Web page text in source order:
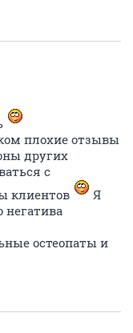
плохие отзывы
других
с
клиентов
Я
негатива
остеопаты и